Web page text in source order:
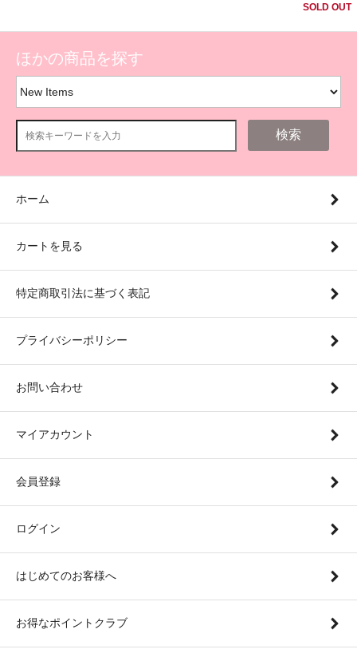
SOLD OUT
ほかの商品を探す
検索
ホーム
カートを見る
特定商取引法に基づく表記
プライバシーポリシー
お問い合わせ
マイアカウント
会員登録
ログイン
はじめてのお客様へ
お得なポイントクラブ